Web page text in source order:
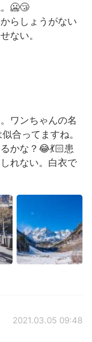
🥶😴
らしょうがない
ない。
ワンちゃんの名
合ってますね。
かな？😂💃🏻患
れない。白衣で
2021.03.05 09:48